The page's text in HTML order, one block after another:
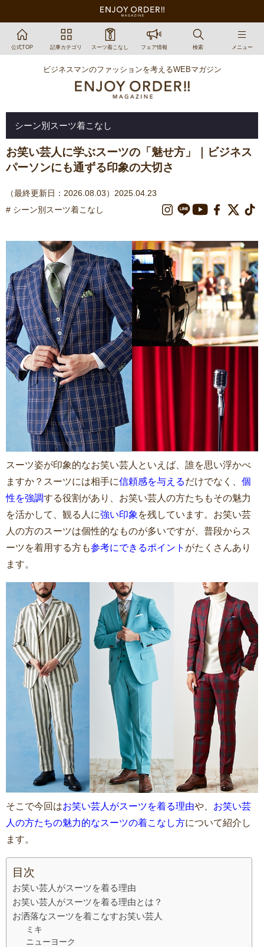
公式TOP 記事カテゴリ スーツ着こなし フェア情報 検索 メニュー
ビジネスマンのファッションを考えるWEBマガジン
シーン別スーツ着こなし
お笑い芸人に学ぶスーツの「魅せ方」｜ビジネス
パーソンにも通ずる印象の大切さ
（最終更新日：2026.08.03）2025.04.23
# シーン別スーツ着こなし
スーツ姿が印象的なお笑い芸人といえば、誰を思い浮かべ
ますか？スーツには相手に信頼感を与えるだけでなく、 個
性を強調する役割があり、お笑い芸人の方たちもその魅力
を活かして、観る人に強い印象 を残しています。お笑い芸
人の方のスーツは個性的なものが多いですが、普段からス
ーツを着用する方も参考にできるポイント がたくさんあり
ます。
そこで今回はお笑い芸人がスーツを着る理由や、 お笑い芸
人の方たちの魅力的なスーツの着こなし方について紹介し
ます。
目次
お笑い芸人がスーツを着る理由
お笑い芸人がスーツを着る理由とは？
お洒落なスーツを着こなすお笑い芸人
ミキ
ニューヨーク